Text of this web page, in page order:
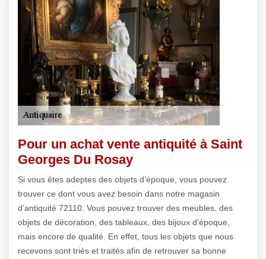
Pour un achat vente antiquité à Saint
Georges Du Rosay
Si vous êtes adeptes des objets d’époque, vous pouvez
trouver ce dont vous avez besoin dans notre magasin
d’antiquité 72110. Vous pouvez trouver des meubles, des
objets de décoration, des tableaux, des bijoux d’époque,
mais encore de qualité. En effet, tous les objets que nous
recevons sont triés et traités afin de retrouver sa bonne